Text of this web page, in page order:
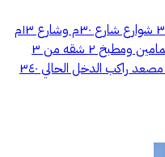
عمارة للبيع حي مدينة العمال زاويه علي ٣ شوارع شارع ٣٠م وشارع ١٣م
ونافذ ٦م ١٠ شقق من غرفتين وصاله وحمامين ومطبخ ٢ شقه من ٣
غرف وصاله وحمامين ومطبخ ٥ محلات مصعد راكب الدخل الحالي ٣٤٠